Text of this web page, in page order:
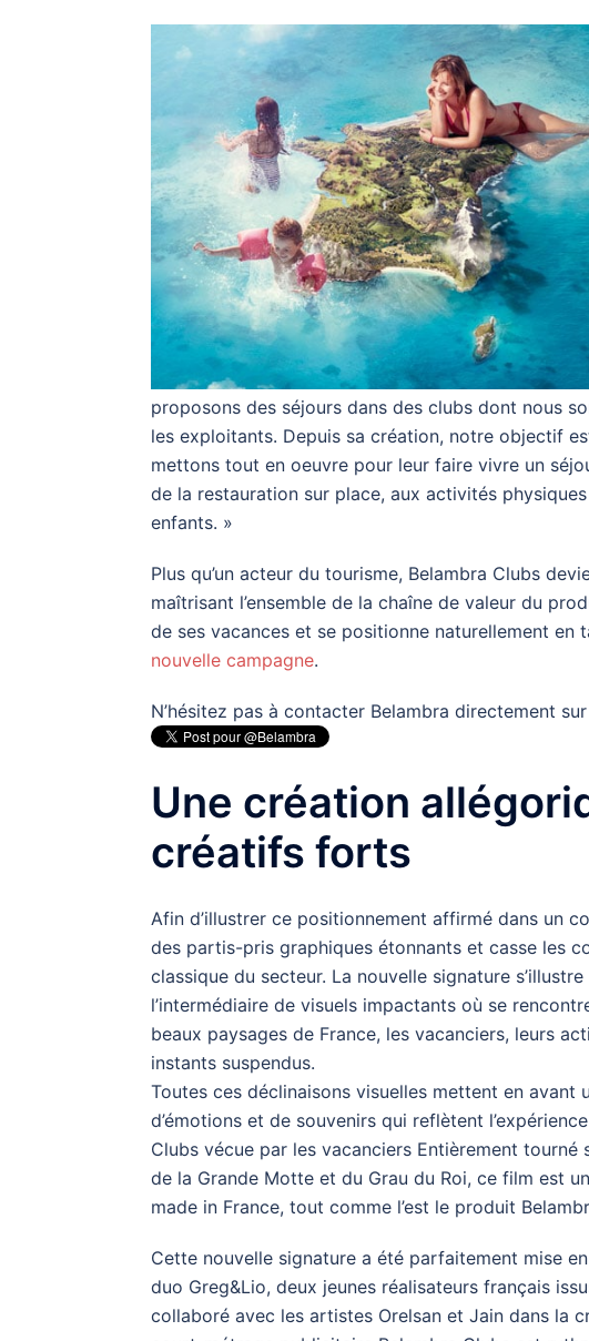
proposons des séjours dans des clubs dont nous
les exploitants. Depuis sa création, notre objectif
mettons tout en oeuvre pour leur faire vivre un
de la restauration sur place, aux activités
enfants. »
Plus qu’un acteur du tourisme, Belambra Clubs
maîtrisant l’ensemble de la chaîne de valeur du
de ses vacances et se positionne naturellement en
nouvelle campagne.
N’hésitez pas à contacter Belambra directement
Une création
créatifs forts
Afin d’illustrer ce positionnement affirmé dans un
des partis-pris graphiques étonnants et casse les
classique du secteur. La nouvelle signature s’illustre
l’intermédiaire de visuels impactants où se
beaux paysages de France, les vacanciers, leurs
instants suspendus.
Toutes ces déclinaisons visuelles mettent en avant
d’émotions et de souvenirs qui reflètent
Clubs vécue par les vacanciers Entièrement tourné
de la Grande Motte et du Grau du Roi, ce film est
made in France, tout comme l’est le produit
Cette nouvelle signature a été parfaitement mise
duo Greg&Lio, deux jeunes réalisateurs français
collaboré avec les artistes Orelsan et Jain dans la